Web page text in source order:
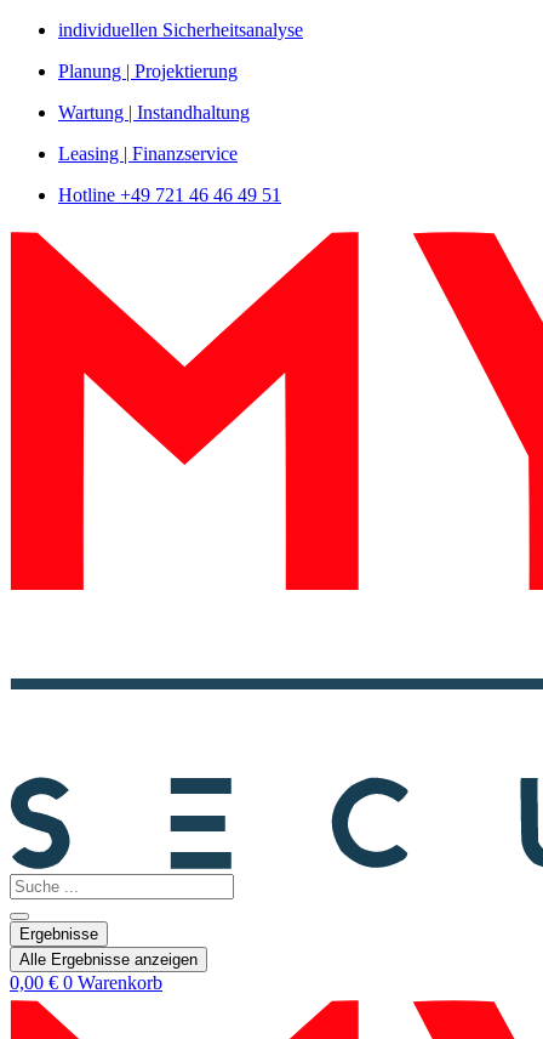
Zum
springen
individuellen Sicherheitsanalyse
Planung | Projektierung
Wartung | Instandhaltung
Leasing | Finanzservice
Hotline +49 721 46 46 49 51
Search
...
Ergebnisse
Alle Ergebnisse anzeigen
0,00 € 0 Warenkorb